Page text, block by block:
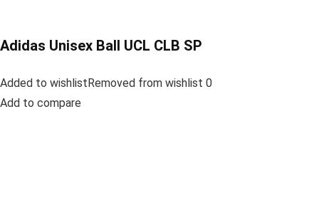
Adidas Unisex Ball UCL CLB SP
Added to wishlistRemoved from wishlist 0
Add to compare